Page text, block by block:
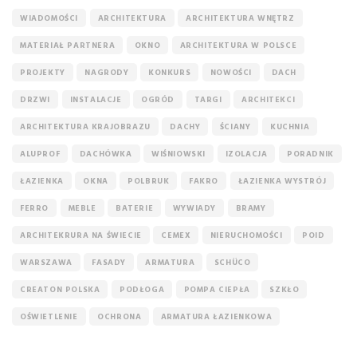
WIADOMOŚCI ARCHITEKTURA ARCHITEKTURA WNĘTRZ
MATERIAŁ PARTNERA OKNO ARCHITEKTURA W POLSCE
PROJEKTY NAGRODY KONKURS NOWOŚCI DACH
DRZWI INSTALACJE OGRÓD TARGI ARCHITEKCI
ARCHITEKTURA KRAJOBRAZU DACHY ŚCIANY KUCHNIA
ALUPROF DACHÓWKA WIŚNIOWSKI IZOLACJA PORADNIK
ŁAZIENKA OKNA POLBRUK FAKRO ŁAZIENKA WYSTRÓJ
FERRO MEBLE BATERIE WYWIADY BRAMY
ARCHITEKRURA NA ŚWIECIE CEMEX NIERUCHOMOŚCI POID
WARSZAWA FASADY ARMATURA SCHÜCO
CREATON POLSKA PODŁOGA POMPA CIEPŁA SZKŁO
OŚWIETLENIE OCHRONA ARMATURA ŁAZIENKOWA